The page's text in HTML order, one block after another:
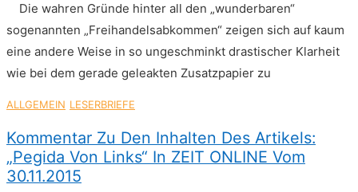
Die wahren Gründe hinter all den „wunderbaren“
sogenannten „Freihandelsabkommen“ zeigen sich auf kaum
eine andere Weise in so ungeschminkt drastischer Klarheit
wie bei dem gerade geleakten Zusatzpapier zu
ALLGEMEIN LESERBRIEFE
Kommentar Zu Den Inhalten Des Artikels:
„Pegida Von Links“ In ZEIT ONLINE Vom
30.11.2015